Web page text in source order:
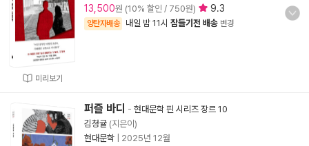
미리보기
13,500원 (10% 할인 / 750원) 9.3
양탄자배송 내일 밤 11시 잠들기전 배송 변경
퍼즐 바디 - 현대문학 핀 시리즈 장르 10
김청귤 (지은이)
현대문학
2025년 12월